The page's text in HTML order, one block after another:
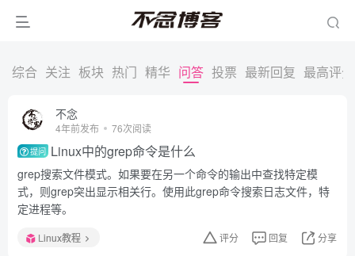
综合 关注 板块 热门 精华 问答 投票 最新回复 最高评分
不念
4年前发布 76次阅读
提问 Linux中的grep命令是什么
grep搜索文件模式。如果要在另一个命令的输出中查找特定模
式，则grep突出显示相关行。使用此grep命令搜索日志文件，特
定进程等。
Linux教程 评分 回复 分享